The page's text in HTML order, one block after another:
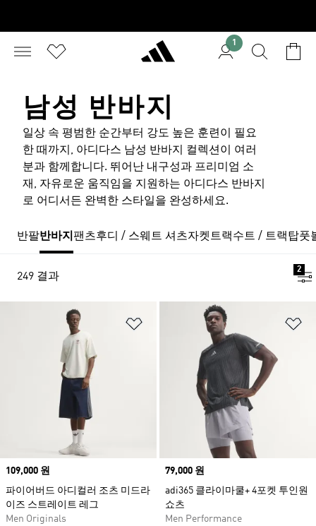
1
남성 반바지
일상 속 평범한 순간부터 강도 높은 훈련이 필요
한 때까지, 아디다스 남성 반바지 컬렉션이 여러
분과 함께합니다. 뛰어난 내구성과 프리미엄 소
재, 자유로운 움직임을 지원하는 아디다스 반바지
로 어디서든 완벽한 스타일을 완성하세요.
반팔반바지 팬츠후디 / 스웨트 셔츠자켓트랙수트 / 트랙탑풋
249 결과
2
위시리스트 담기
Price
109,000 원
파이어버드 아디컬러 조츠 미드라
이즈 스트레이트 레그
Men Originals
Price
79,000 원
adi365 클라이마쿨+ 4포켓 투인원
쇼츠
Men Performance